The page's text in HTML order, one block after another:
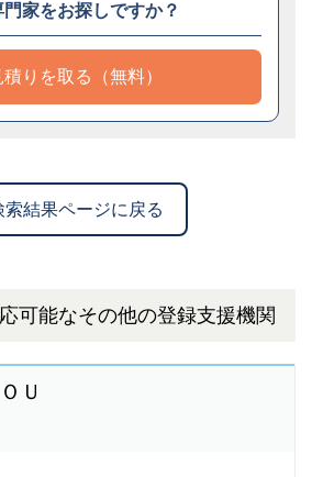
家をお探しですか？
りを取る（無料）
索結果ページに戻る
可能なその他の登録支援機関
Ｕ